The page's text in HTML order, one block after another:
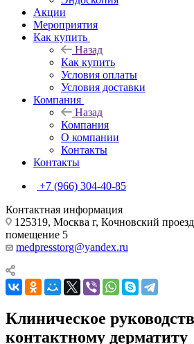
Акции
Мероприятия
Как купить
Назад
Как купить
Условия оплаты
Условия доставки
Компания
Назад
Компания
О компании
Контакты
Контакты
+7 (966) 304-40-85
Контактная информация
125319, Москва г, Кочновский
помещение 5
medpresstorg@yandex.ru
Клиническое
контактному дерматиту